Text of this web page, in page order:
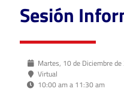
Sesión
Martes, 10 de Diciembre
Virtual
10:00 am a 11:30 am